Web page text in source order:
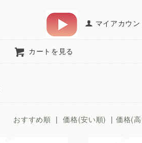
マイアカウン
カートを見る
おすすめ順 |価格(安い順) | 価格(